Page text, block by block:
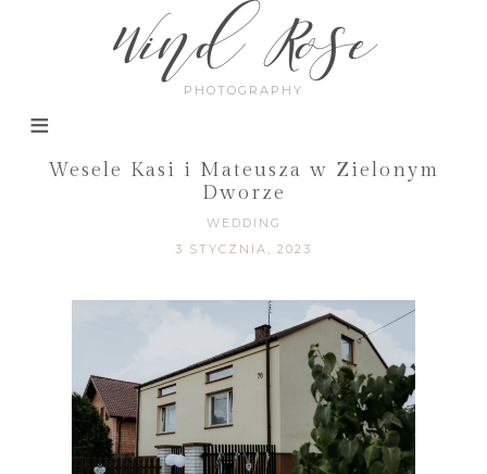
Wind Rose
PHOTOGRAPHY
Wesele Kasi i Mateusza w Zielonym
Dworze
WEDDING
3 STYCZNIA, 2023